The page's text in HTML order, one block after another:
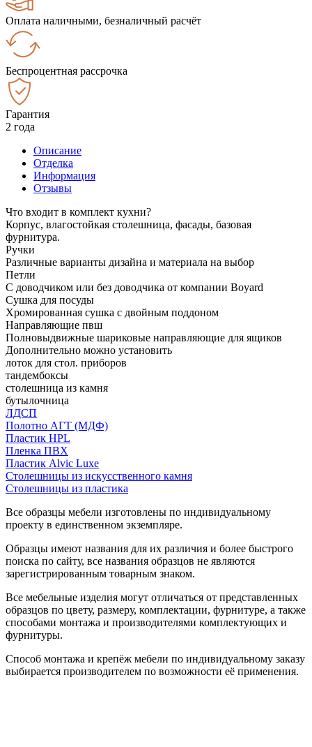
Оплата наличными, безналичный расчёт
Беспроцентная рассрочка
Гарантия
2 года
Описание
Отделка
Информация
Отзывы
Что входит в комплект кухни?
Корпус, влагостойкая столешница, фасады, базовая
фурнитура.
Ручки
Различные варианты дизайна и материала на выбор
Петли
С доводчиком или без доводчика от компании Boyard
Сушка для посуды
Хромированная сушка с двойным поддоном
Направляющие пвш
Полновыдвижные шариковые направляющие для ящиков
Дополнительно можно установить
лоток для стол. приборов
тандембоксы
столешница из камня
бутылочница
ЛДСП
Полотно АГТ (МДФ)
Пластик HPL
Пленка ПВХ
Пластик Alvic Luxe
Столешницы из искусственного камня
Столешницы из пластика
Все образцы мебели изготовлены по индивидуальному
проекту в единственном экземпляре.
Образцы имеют названия для их различия и более быстрого
поиска по сайту, все названия образцов не являются
зарегистрированным товарным знаком.
Все мебельные изделия могут отличаться от представленных
образцов по цвету, размеру, комплектации, фурнитуре, а также
способами монтажа и производителями комплектующих и
фурнитуры.
Способ монтажа и крепёж мебели по индивидуальному заказу
выбирается производителем по возможности её применения.